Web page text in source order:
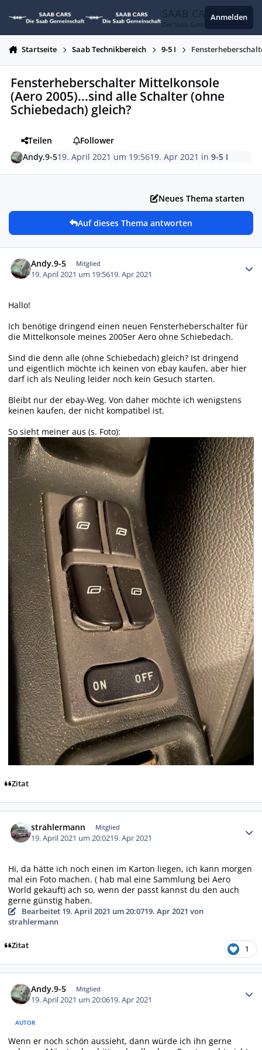
SAAB CARS
Die Saab Gemeinschaft
Anmelden
Startseite Saab Technikbereich 9-5 I
Fensterheberschalter Mittelkonsole
(Aero 2005)...sind alle Schalter (ohne
Schiebedach) gleich?
Teilen
Follower
Andy.9-519. April 2021 um 19:5619. Apr 2021 in9-5 I
Neues Thema starten
Auf dieses Thema antworten
Andy.9-5 Mitglied
19. April 2021 um 19:5619. Apr 2021
Hallo!
Ich benötige dringend einen neuen Fensterheberschalter für
die Mittelkonsole meines 2005er Aero ohne Schiebedach.
Sind die denn alle (ohne Schiebedach) gleich? Ist dringend
und eigentlich möchte ich keinen von ebay kaufen, aber hier
darf ich als Neuling leider noch kein Gesuch starten.
Bleibt nur der ebay-Weg. Von daher möchte ich wenigstens
keinen kaufen, der nicht kompatibel ist.
So sieht meiner aus (s. Foto):
Zitat
strahlermann Mitglied
19. April 2021 um 20:0219. Apr 2021
Hi, da hätte ich noch einen im Karton liegen, ich kann morgen
mal ein Foto machen. ( hab mal eine Sammlung bei Aero
World gekauft) ach so, wenn der passt kannst du den auch
gerne günstig haben.
Bearbeitet 19. April 2021 um 20:0719. Apr 2021 von
strahlermann
Zitat 1
Andy.9-5 Mitglied
19. April 2021 um 20:0619. Apr 2021
AUTOR
Wenn er noch schön aussieht, dann würde ich ihn gerne